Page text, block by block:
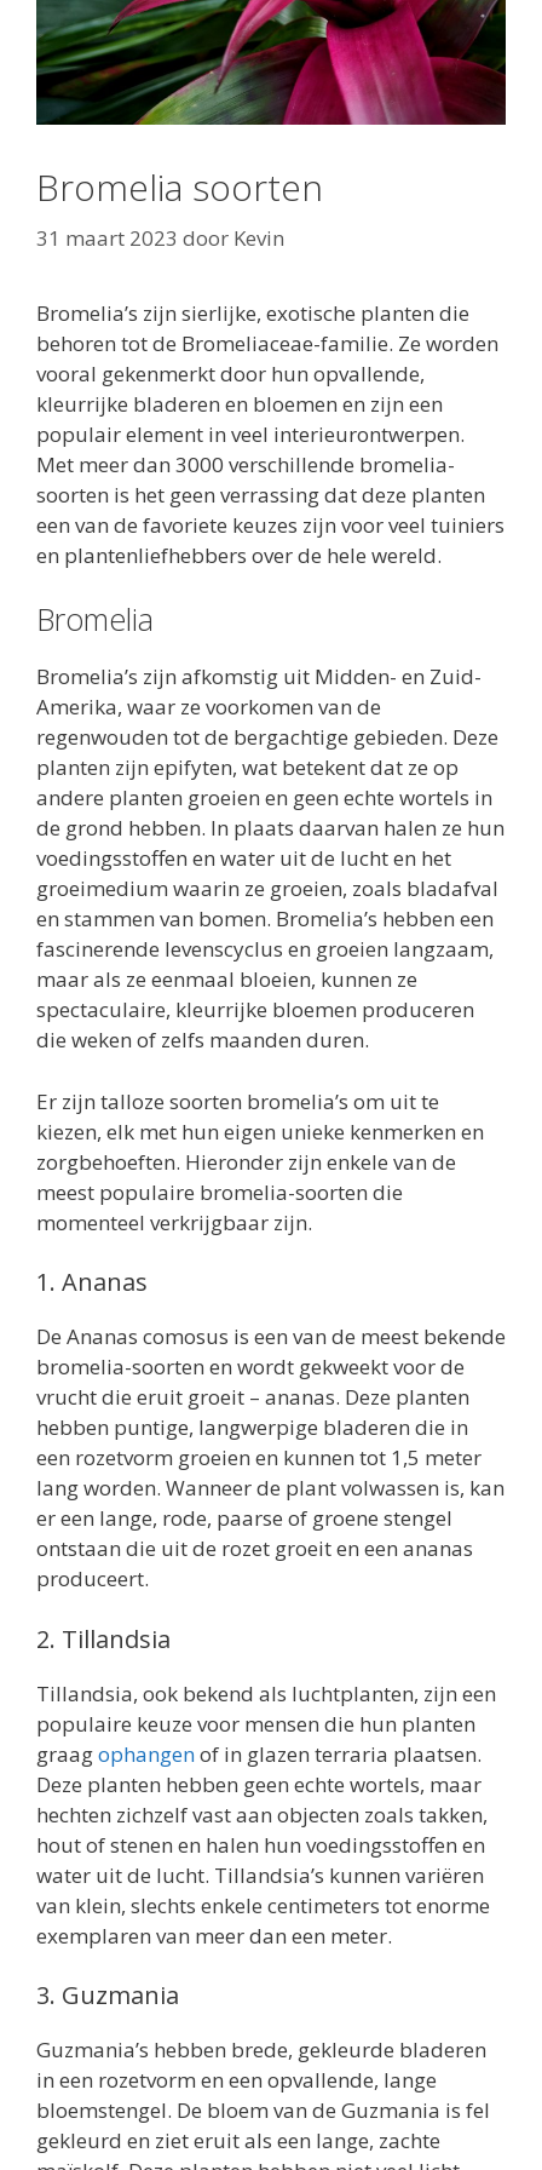
Bromelia soorten
31 maart 2023 door Kevin
Bromelia’s zijn sierlijke, exotische planten die
behoren tot de Bromeliaceae-familie. Ze worden
vooral gekenmerkt door hun opvallende,
kleurrijke bladeren en bloemen en zijn een
populair element in veel interieurontwerpen.
Met meer dan 3000 verschillende bromelia-
soorten is het geen verrassing dat deze planten
een van de favoriete keuzes zijn voor veel tuiniers
en plantenliefhebbers over de hele wereld.
Bromelia
Bromelia’s zijn afkomstig uit Midden- en Zuid-
Amerika, waar ze voorkomen van de
regenwouden tot de bergachtige gebieden. Deze
planten zijn epifyten, wat betekent dat ze op
andere planten groeien en geen echte wortels in
de grond hebben. In plaats daarvan halen ze hun
voedingsstoffen en water uit de lucht en het
groeimedium waarin ze groeien, zoals bladafval
en stammen van bomen. Bromelia’s hebben een
fascinerende levenscyclus en groeien langzaam,
maar als ze eenmaal bloeien, kunnen ze
spectaculaire, kleurrijke bloemen produceren
die weken of zelfs maanden duren.
Er zijn talloze soorten bromelia’s om uit te
kiezen, elk met hun eigen unieke kenmerken en
zorgbehoeften. Hieronder zijn enkele van de
meest populaire bromelia-soorten die
momenteel verkrijgbaar zijn.
1. Ananas
De Ananas comosus is een van de meest bekende
bromelia-soorten en wordt gekweekt voor de
vrucht die eruit groeit – ananas. Deze planten
hebben puntige, langwerpige bladeren die in
een rozetvorm groeien en kunnen tot 1,5 meter
lang worden. Wanneer de plant volwassen is, kan
er een lange, rode, paarse of groene stengel
ontstaan ​​die uit de rozet groeit en een ananas
produceert.
2. Tillandsia
Tillandsia, ook bekend als luchtplanten, zijn een
populaire keuze voor mensen die hun planten
graagophangenof in glazen terraria plaatsen.
Deze planten hebben geen echte wortels, maar
hechten zichzelf vast aan objecten zoals takken,
hout of stenen en halen hun voedingsstoffen en
water uit de lucht. Tillandsia’s kunnen variëren
van klein, slechts enkele centimeters tot enorme
exemplaren van meer dan een meter.
3. Guzmania
Guzmania’s hebben brede, gekleurde bladeren
in een rozetvorm en een opvallende, lange
bloemstengel. De bloem van de Guzmania is fel
gekleurd en ziet eruit als een lange, zachte